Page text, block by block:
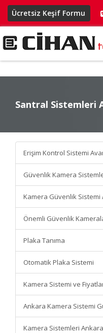
Ücretsiz Keşif Formu
info@cihanteknoloji.net
Santral Sistemleri
Erişim Kontrol Sistemi
Güvenlik Kamera
Kamera Güvenlik Sistemi
Önemli Güvenlik
Plaka Tanıma
Otomatik Plaka Sistemi
Kamera Sistemi ve
Ankara Kamera Sistemi
Kamera Sistemleri Ankara